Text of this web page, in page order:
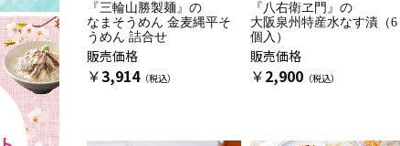
『三輪山勝製麺』の
なまそうめん 金麦縄平そ
うめん 詰合せ
販売価格
￥3,914
『八右衛ヱ門』の
大阪泉州特産水なす漬（6
個入）
販売価格
￥2,900